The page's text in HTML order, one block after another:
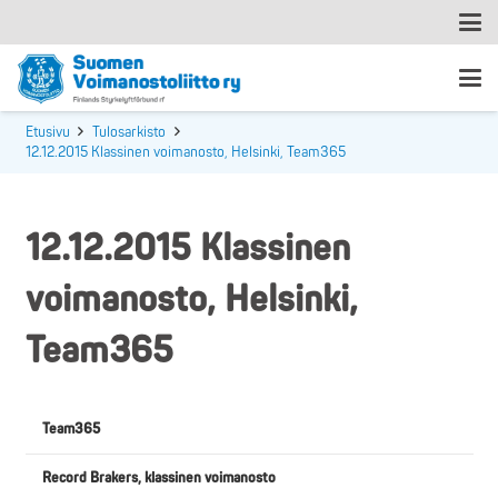
Etusivu
Tulosarkisto
12.12.2015 Klassinen voimanosto, Helsinki, Team365
12.12.2015 Klassinen
voimanosto, Helsinki,
Team365
Team365
Record Brakers, klassinen voimanosto